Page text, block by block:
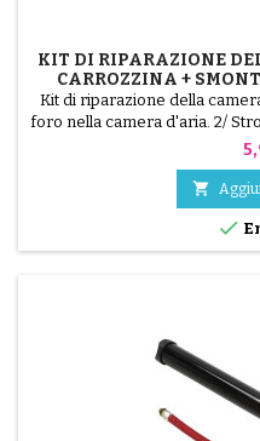
KIT DI RIPARAZIONE
CARROZZINA +
Kit di riparazione della
foro nella camera d'aria. 2/
toppa con il raschietto in
intorno al foro. 5/ Attendere
più

